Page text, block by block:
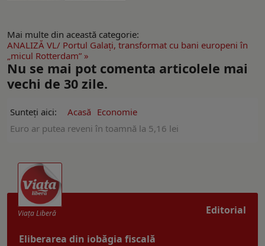
Mai multe din această categorie:
ANALIZĂ VL/ Portul Galaţi, transformat cu bani europeni în
„micul Rotterdam” »
Nu se mai pot comenta articolele mai
vechi de 30 zile.
Sunteți aici: Acasă Economie
Euro ar putea reveni în toamnă la 5,16 lei
Editorial
Viaţa Liberă
Eliberarea din iobăgia fiscală